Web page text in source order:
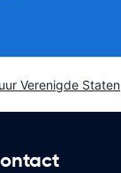
Verenigde Staten